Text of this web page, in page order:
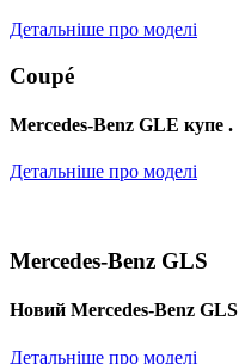
Детальніше про моделі
Coupé
Mercedes-Benz GLE купе .
Детальніше про моделі
Mercedes-Benz GLS
Новий Mercedes-Benz GLS
Детальніше про моделі